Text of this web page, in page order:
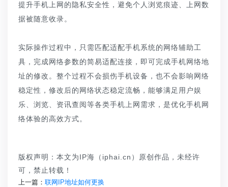
提升手机上网的隐私安全性，避免个人浏览痕迹、上网数
据被随意收录。
实际操作过程中，只需匹配适配手机系统的网络辅助工
具，完成网络参数的简易适配连接，即可完成手机网络地
址的修改。整个过程不会损伤手机设备，也不会影响网络
稳定性，修改后的网络状态稳定流畅，能够满足用户娱
乐、浏览、资讯查阅等各类手机上网需求，是优化手机网
络体验的高效方式。
版权声明：本文为IP海（iphai.cn）原创作品，未经许
可，禁止转载！
上一篇： 联网IP地址如何更换